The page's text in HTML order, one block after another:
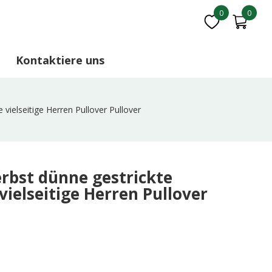
0 0
Kontaktiere uns
Herren Pullover Pullover
dünne gestrickte
Herren Pullover